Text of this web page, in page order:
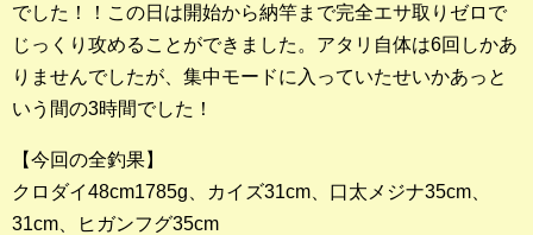
でした！！この日は開始から納竿まで完全エサ取りゼロで
じっくり攻めることができました。アタリ自体は6回しかあ
りませんでしたが、集中モードに入っていたせいかあっと
いう間の3時間でした！
【今回の全釣果】
クロダイ48cm1785g、カイズ31cm、口太メジナ35cm、
31cm、ヒガンフグ35cm